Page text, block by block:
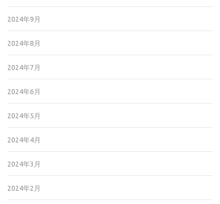
2024年9月
2024年8月
2024年7月
2024年6月
2024年5月
2024年4月
2024年3月
2024年2月